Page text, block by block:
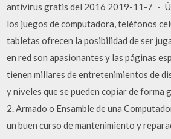
antivirus gratis del 2016 2019-11-7 ·
los juegos de computadora, teléfonos
tabletas ofrecen la posibilidad de ser
en red son apasionantes y las páginas
tienen millares de entretenimientos de
y niveles que se pueden copiar de
2. Armado o Ensamble de una
un buen curso de mantenimiento y